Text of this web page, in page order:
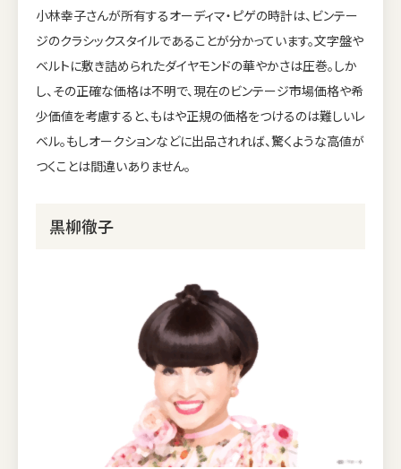
小林幸子さんが所有するオーディマ・ピゲの時計は、ビンテー
ジのクラシックスタイルであることが分かっています。文字盤や
ベルトに敷き詰められたダイヤモンドの華やかさは圧巻。しか
し、その正確な価格は不明で、現在のビンテージ市場価格や希
少価値を考慮すると、もはや正規の価格をつけるのは難しいレ
ベル。もしオークションなどに出品されれば、驚くような高値が
つくことは間違いありません。
黒柳徹子